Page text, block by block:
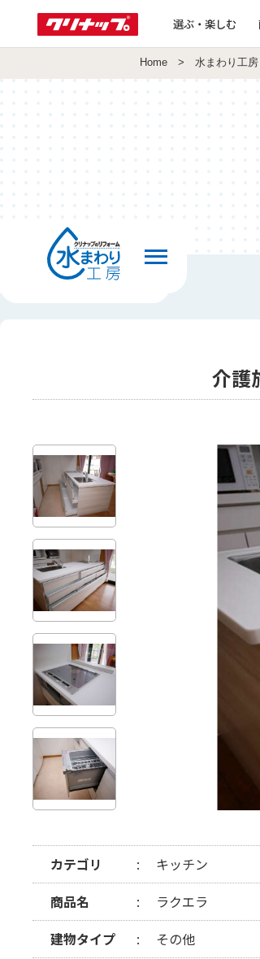
選ぶ・楽しむ
Home > 水まわり工房
前の画面へ戻る
介護
カテゴリ
キッチン
商品名
ラクエラ
建物タイプ
その他